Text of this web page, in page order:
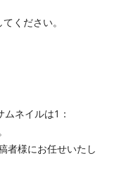
ください。
ネイルは1：
者様にお任せいたし